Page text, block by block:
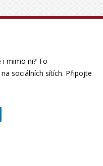
i mimo ni? To
sociálních sítích. Připojte